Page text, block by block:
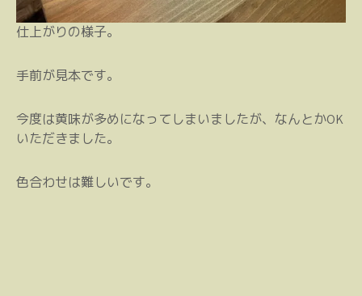
仕上がりの様子。
手前が見本です。
今度は黄味が多めになってしまいましたが、なんとかOK
いただきました。
色合わせは難しいです。